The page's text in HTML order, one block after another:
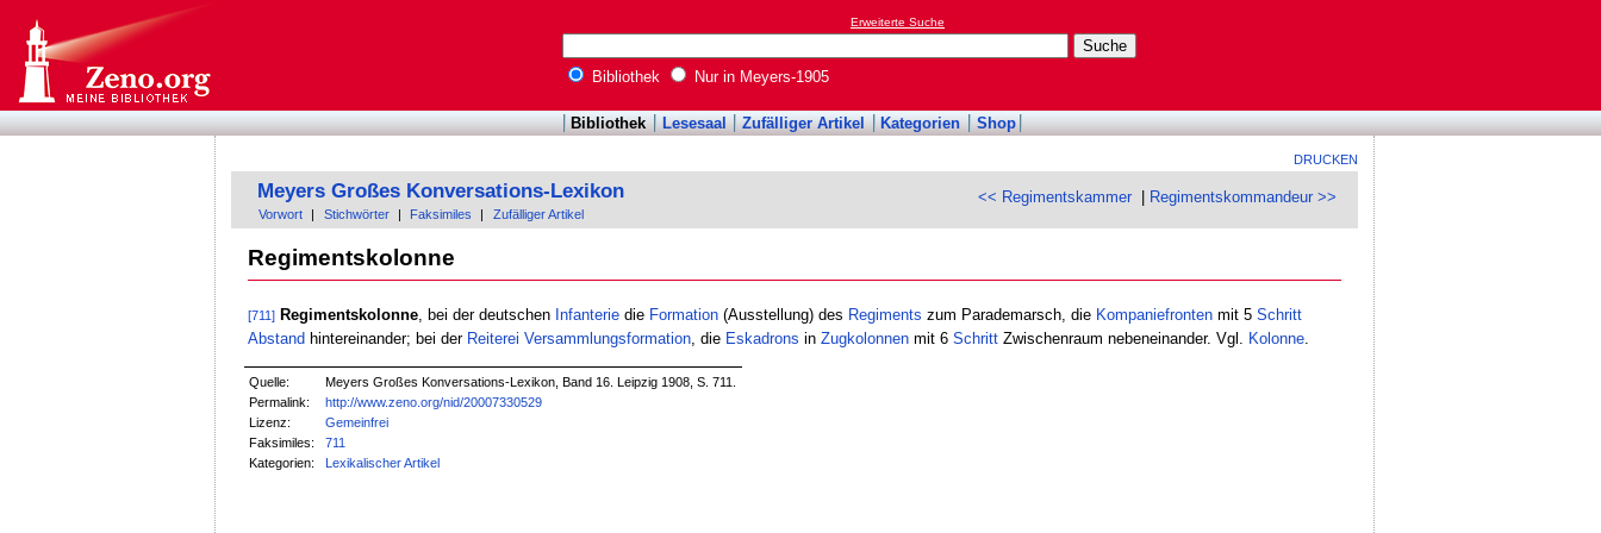
Erweiterte Suche
Bibliothek Nur in Meyers-1905
Bibliothek Lesesaal Zufälliger Artikel Kategorien Shop
DRUCKEN
<< Regimentskammer Regimentskommandeur >>
Meyers Großes Konversations-Lexikon
Vorwort Stichwörter Faksimiles Zufälliger Artikel
Regimentskolonne
[711] Regimentskolonne, bei der deutschen Infanteriedie Formation(Ausstellung) des Regiments zum Parademarsch, die Kompaniefrontenmit 5 Schritt
Abstand hintereinander; bei der Reiterei Versammlungsformation, die Eskadrons in Zugkolonnenmit 6 SchrittZwischenraum nebeneinander. Vgl. Kolonne.
Quelle:
Meyers Großes Konversations-Lexikon, Band 16. Leipzig 1908, S. 711.
Permalink:
http://www.zeno.org/nid/20007330529
Lizenz:
Gemeinfrei
Faksimiles:
711
Kategorien:
Lexikalischer Artikel